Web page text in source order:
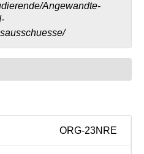
Angewandte-
ORG-23NRE